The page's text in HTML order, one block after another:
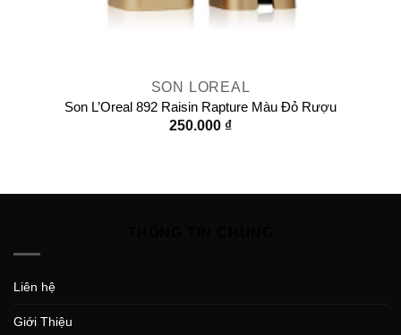
SON LOREAL
Son L’Oreal 892 Raisin Rapture Màu Đỏ Rượu
250.000 ₫
Liên hệ
Giới Thiệu